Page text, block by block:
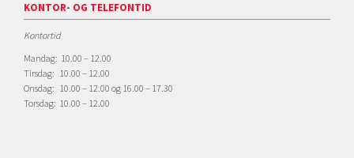
KONTOR- OG TELEFONTID
Kontortid
Mandag: 10.00 – 12.00
Tirsdag: 10.00 – 12.00
Onsdag: 10.00 – 12.00 og 16.00 – 17.30
Torsdag: 10.00 – 12.00